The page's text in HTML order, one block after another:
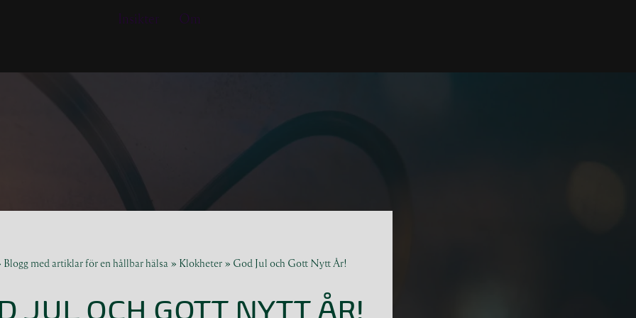
Insikter Om
Blogg med artiklar för en hållbar hälsa » Klokheter » God Jul och Gott Nytt År!
JUL OCH GOTT NYTT ÅR!